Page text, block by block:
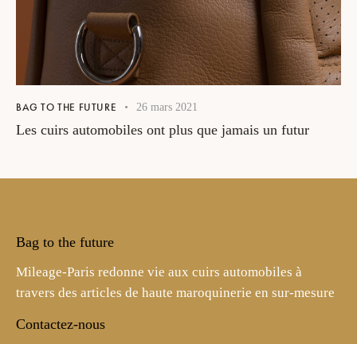
BAG TO THE FUTURE 26 mars 2021
Les cuirs automobiles ont plus que jamais un futur
Bag to the future
Mileage-Paris redonne vie aux cuirs automobiles à
travers des articles de haute maroquinerie en sur-mesure
Contactez-nous